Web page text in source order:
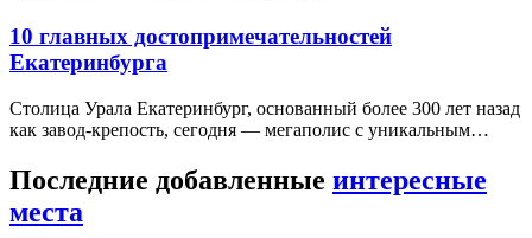
10 главных достопримечательностей
Екатеринбурга
Столица Урала Екатеринбург, основанный более 300 лет назад
как завод-крепость, сегодня — мегаполис с уникальным…
Последние добавленные интересные
места